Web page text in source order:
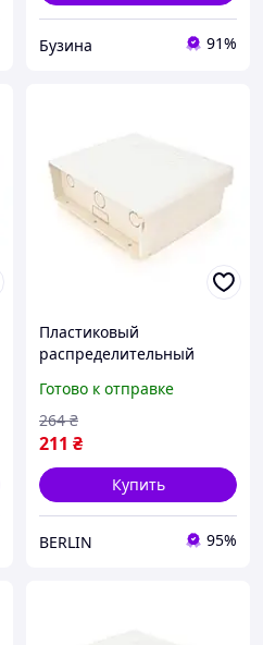
Бузина 91%
Пластиковый
распределительный
навесной для
промышленных систем
berlin
Готово к отправке
211 ₴
264 ₴
Купить
BERLIN 95%